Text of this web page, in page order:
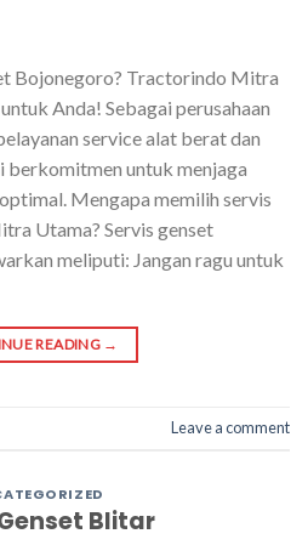
Bojonegoro? Tractorindo Mitra
Anda! Sebagai perusahaan
service alat berat dan
untuk menjaga
Mengapa memilih servis
Utama? Servis genset
meliputi: Jangan ragu untuk
READING →
Leave a comment
Blitar